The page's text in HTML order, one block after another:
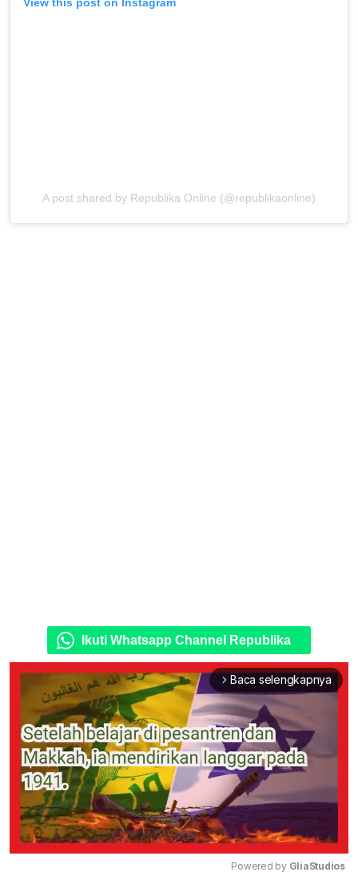
A post shared by Republika Online (@republikaonline)
Ikuti Whatsapp Channel Republika
arrow_forward_ios Baca selengkapnya
Powered by GliaStudios